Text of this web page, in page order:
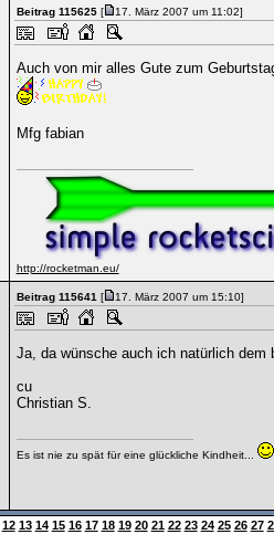
Beitrag 115625[ 17. März 2007 um 11:02]
Auch von mir alles Gute zum
Mfg fabian
http://rocketman.eu/
Beitrag 115641[ 17. März 2007 um 15:10]
Ja, da wünsche auch ich natürlich dem
cu
Christian S.
Es ist nie zu spät für eine glückliche Kindheit...
12 13 14 15 16 17 18 19 20 21 22 23 24 25 26 27